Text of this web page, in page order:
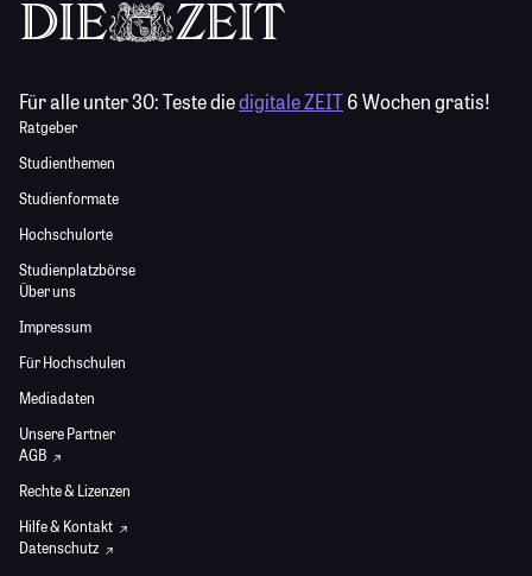
Für alle unter 30:Teste diedigitale ZEIT6 Wochen gratis!
Ratgeber
Studienthemen
Studienformate
Hochschulorte
Studienplatzbörse
Über uns
Impressum
Für Hochschulen
Mediadaten
Unsere Partner
AGB
Rechte & Lizenzen
Hilfe & Kontakt
Datenschutz